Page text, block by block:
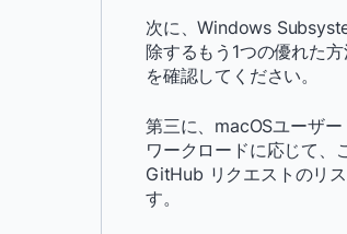
次に、Windows
除するもう1つの優れた
を確認してください。
第三に、macOSユーザー
ワークロードに応じて、
GitHub リクエストのリ
す。